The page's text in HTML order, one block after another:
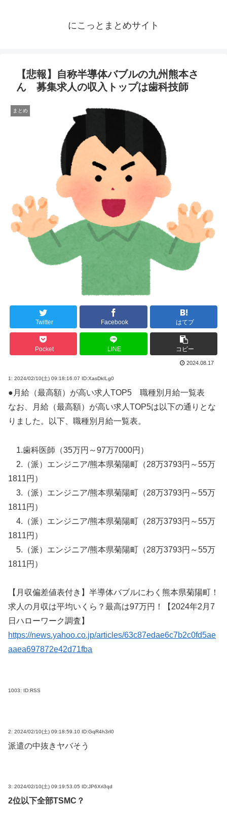
にこっとまとめサイト
【悲報】自称半導体バブルの九州熊本さ
ん 募集求人の収入トップは歯科技師
まとめ
Twitter Facebook はてブ
Pocket LINE コピー
2024.08.17
1: 2024/02/10(土) 09:18:16.07 ID:XasDkILg0
●月給（最高額）が高い求人TOP5 職種別月給一覧表
なお、月給（最高額）が高い求人TOP5は以下の通りとな
りました。以下、職種別月給一覧表。
1.歯科医師（35万円～97万7000円）
2.（派）エンジニア/熊本県菊陽町（28万3793円～55万
1811円）
3.（派）エンジニア/熊本県菊陽町（28万3793円～55万
1811円）
4.（派）エンジニア/熊本県菊陽町（28万3793円～55万
1811円）
5.（派）エンジニア/熊本県菊陽町（28万3793円～55万
1811円）
【月収偏差値表付き】半導体バブルにわく熊本県菊陽町！
求人の月収は平均いくら？最高は97万円！【2024年2月7
日ハローワーク調査】
https://news.yahoo.co.jp/articles/63c87edae6c7b2c0fd5ae
aaea697872e42d71fba
1003: ID:RSS
2: 2024/02/10(土) 09:18:59.10 ID:GqR4h3rI0
派遣の中抜きヤバそう
3: 2024/02/10(土) 09:19:53.05 ID:JP6Xri3qd
2位以下全部TSMC？